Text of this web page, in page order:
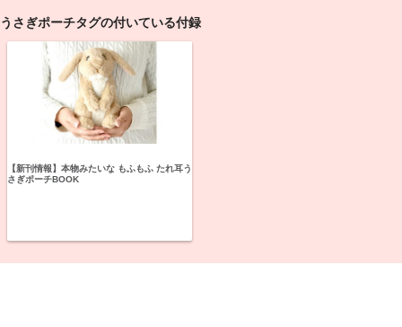
うさぎポーチタグの付いている付録
【新刊情報】本物みたいな もふもふ たれ耳う
さぎポーチBOOK